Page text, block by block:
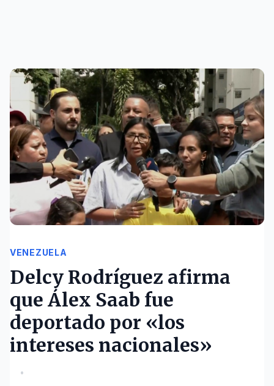
VENEZUELA
Delcy Rodríguez afirma
que Álex Saab fue
deportado por «los
intereses nacionales»
•